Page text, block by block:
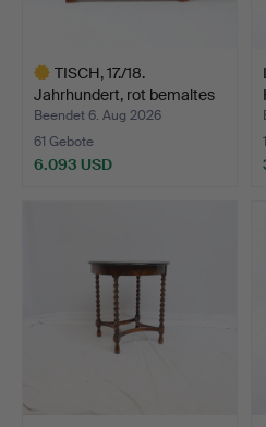
TISCH, 17./18.
Jahrhundert, rot bemaltes
U…
Beendet 6. Aug 2026
61 Gebote
6.093 USD